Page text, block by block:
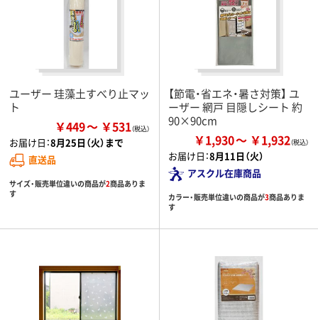
ユーザー 珪藻土すべり止マッ
ト
￥449 ￥531
お届け日：8月25日（火）まで
直送品
サイズ・販売単位違いの商品が2商品ありま
す
【節電・省エネ・暑さ対策】 ユ
ーザー 網戸 目隠しシート 約
90×90cm
￥1,930 ￥1,932
お届け日：8月11日（火）
アスクル在庫商品
カラー・販売単位違いの商品が3商品ありま
す